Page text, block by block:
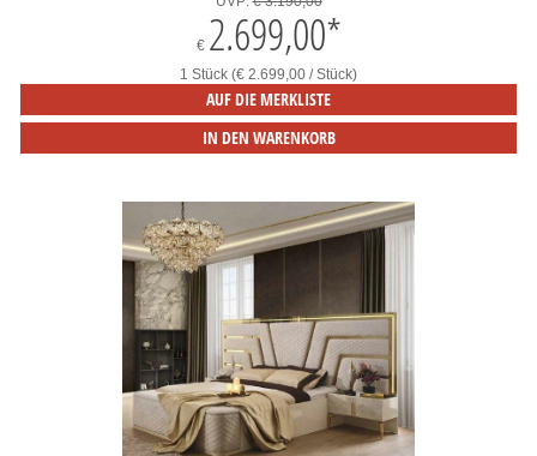
€ 2.699,00*
1 Stück (€ 2.699,00 / Stück)
AUF DIE MERKLISTE
IN DEN WARENKORB